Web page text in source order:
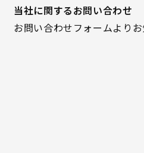
当社に関するお問い合わせ
お問い合わせフォームより